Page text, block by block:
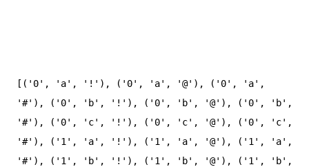
[('0', 'a', '!'), ('0', 'a', '@'), ('0', 'a',
'#'), ('0', 'b', '!'), ('0', 'b', '@'), ('0', 'b',
'#'), ('0', 'c', '!'), ('0', 'c', '@'), ('0', 'c',
'#'), ('1', 'a', '!'), ('1', 'a', '@'), ('1', 'a',
'#'), ('1', 'b', '!'), ('1', 'b', '@'), ('1', 'b',